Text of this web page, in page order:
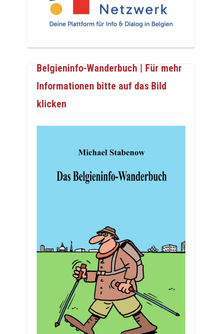
Belgieninfo-Wanderbuch | Für mehr
Informationen bitte auf das Bild
klicken